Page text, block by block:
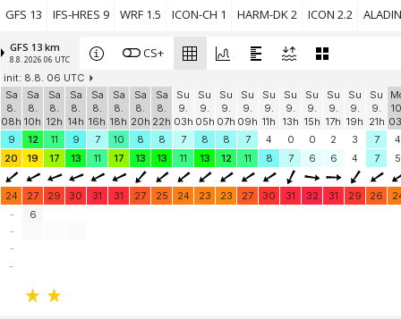
GFS 13 IFS-HRES 9 WRF 1.5 ICON-CH 1 HARM-DK 2 ICON 2.2
GFS 13 km
8.8. 2026 06 UTC CS+
init: 8.8. 06 UTC
Sa
8.
08h
Sa
8.
10h
Sa
8.
12h
Sa
8.
14h
Sa
8.
16h
Sa
8.
18h
Sa
8.
20h
Sa
8.
22h
Su
9.
03h
Su
9.
05h
Su
9.
07h
Su
9.
09h
Su
9.
11h
Su
9.
13h
Su
9.
15h
Su
9.
17h
Su
9.
19h
Su
9.
21h
9
12 11 9 7 10 8 8 7 8 8 7 4 0 0 2 3 7
4
20
19 17 13 11 17 13 13 11 13 12 11 8 7 6 6 4 7 5
24 27 29 30 31 31 27 25 24 23 23 27 30 31 32 31 29 26
-
-
-
6
-